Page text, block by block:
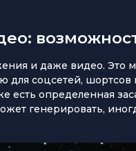
и даже видео. Это
для соцсетей, шортсов
определенная
генерировать,